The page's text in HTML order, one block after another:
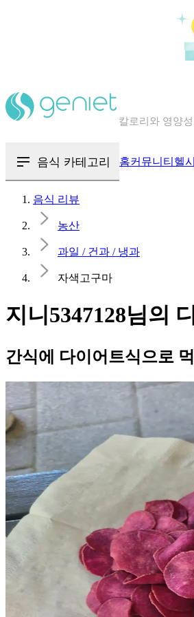
혈당 · 다이어
음식 카테고리 홈커뮤니티 헬
음식 리뷰
농산
과일 / 건과 / 냉과
자색고구마
지니5347128님의
간식에 다이어트식으로